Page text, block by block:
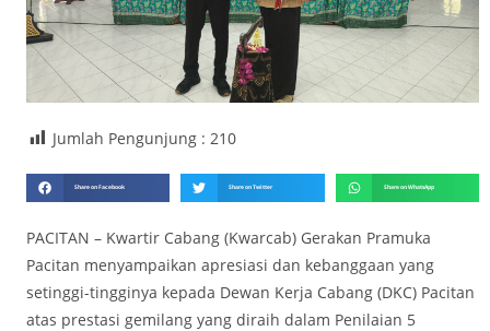
Jumlah Pengunjung : 210
Share on Facebook Share on Twitter Share on WhatsApp
PACITAN – Kwartir Cabang (Kwarcab) Gerakan Pramuka
Pacitan menyampaikan apresiasi dan kebanggaan yang
setinggi-tingginya kepada Dewan Kerja Cabang (DKC) Pacitan
atas prestasi gemilang yang diraih dalam Penilaian 5